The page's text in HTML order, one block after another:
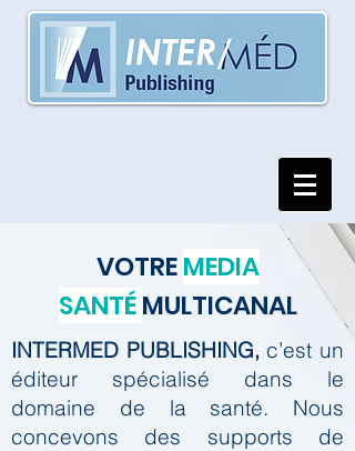
VOTREMEDIA
SANTÉMULTICANAL
INTERMED PUBLISHING, c’est un
éditeur spécialisé dans le
domaine de la santé. Nous
concevons des supports de